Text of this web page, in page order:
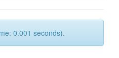
0.001 seconds).